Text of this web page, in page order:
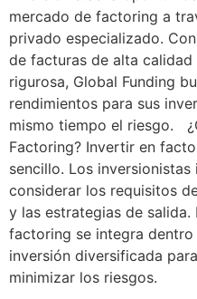
mercado de factoring a
privado especializado.
de facturas de alta
rigurosa, Global Funding
rendimientos para sus
mismo tiempo el riesgo.
Factoring? Invertir en
sencillo. Los
considerar los requisitos
y las estrategias de
factoring se integra
inversión diversificada
minimizar los riesgos.